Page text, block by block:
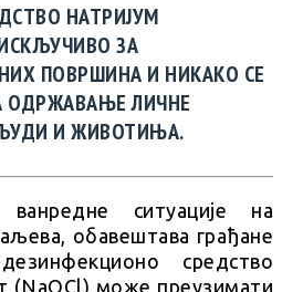
НАТРИЈУМ
ЗА
ПОВРШИНА И НИКАКО СЕ
ОДРЖАВАЊЕ ЛИЧНЕ
И ЖИВОТИЊА.
ситуације на
обавештава грађане
средство
(NaOCl) може преузимати